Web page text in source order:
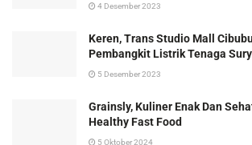
4 Desember 2023
Keren, Trans Studio Mall
Pembangkit Listrik Tenaga
5 Desember 2023
Grainsly, Kuliner Enak Dan
Healthy Fast Food
5 Oktober 2024